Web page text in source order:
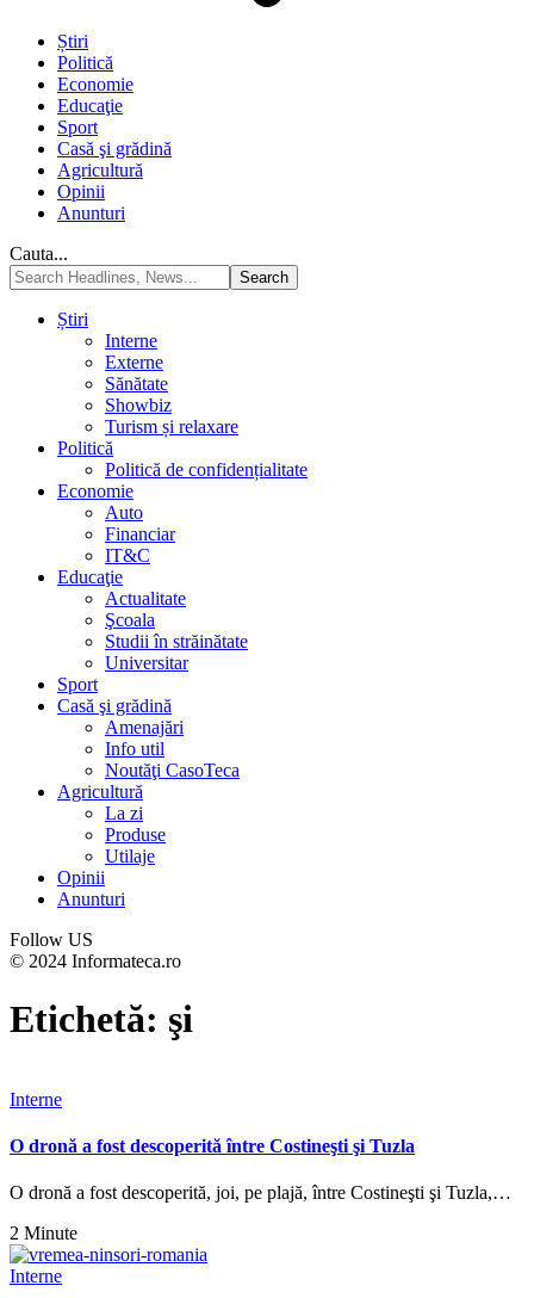
Știri
Politică
Economie
Educaţie
Sport
Casă şi grădină
Agricultură
Opinii
Anunturi
Cauta...
Știri
Interne
Externe
Sănătate
Showbiz
Turism și relaxare
Politică
Politică de confidențialitate
Economie
Auto
Financiar
IT&C
Educaţie
Actualitate
Şcoala
Studii în străinătate
Universitar
Sport
Casă şi grădină
Amenajări
Info util
Noutăţi CasoTeca
Agricultură
La zi
Produse
Utilaje
Opinii
Anunturi
Follow US
© 2024 Informateca.ro
Etichetă: şi
Interne
O dronă a fost descoperită între Costineşti şi Tuzla
O dronă a fost descoperită, joi, pe plajă, între Costineşti şi Tuzla,…
2 Minute
Interne